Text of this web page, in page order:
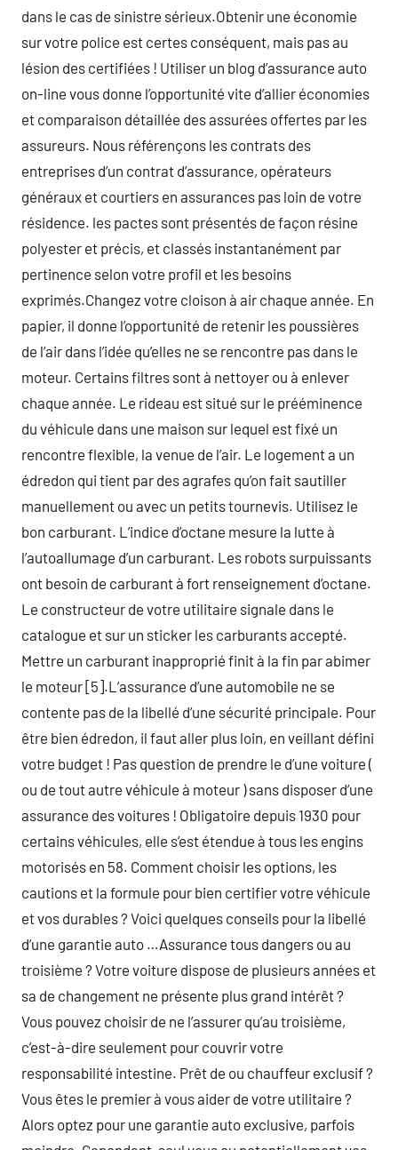
dans le cas de sinistre sérieux.Obtenir une économie
sur votre police est certes conséquent, mais pas au
lésion des certifiées ! Utiliser un blog d’assurance auto
on-line vous donne l’opportunité vite d’allier économies
et comparaison détaillée des assurées offertes par les
assureurs. Nous référençons les contrats des
entreprises d’un contrat d’assurance, opérateurs
généraux et courtiers en assurances pas loin de votre
résidence. les pactes sont présentés de façon résine
polyester et précis, et classés instantanément par
pertinence selon votre profil et les besoins
exprimés.Changez votre cloison à air chaque année. En
papier, il donne l’opportunité de retenir les poussières
de l’air dans l’idée qu’elles ne se rencontre pas dans le
moteur. Certains filtres sont à nettoyer ou à enlever
chaque année. Le rideau est situé sur le prééminence
du véhicule dans une maison sur lequel est fixé un
rencontre flexible, la venue de l’air. Le logement a un
édredon qui tient par des agrafes qu’on fait sautiller
manuellement ou avec un petits tournevis. Utilisez le
bon carburant. L’indice d’octane mesure la lutte à
l’autoallumage d’un carburant. Les robots surpuissants
ont besoin de carburant à fort renseignement d’octane.
Le constructeur de votre utilitaire signale dans le
catalogue et sur un sticker les carburants accepté.
Mettre un carburant inapproprié finit à la fin par abimer
le moteur [5].L’assurance d’une automobile ne se
contente pas de la libellé d’une sécurité principale. Pour
être bien édredon, il faut aller plus loin, en veillant défini
votre budget ! Pas question de prendre le d’une voiture (
ou de tout autre véhicule à moteur ) sans disposer d’une
assurance des voitures ! Obligatoire depuis 1930 pour
certains véhicules, elle s’est étendue à tous les engins
motorisés en 58. Comment choisir les options, les
cautions et la formule pour bien certifier votre véhicule
et vos durables ? Voici quelques conseils pour la libellé
d’une garantie auto …Assurance tous dangers ou au
troisième ? Votre voiture dispose de plusieurs années et
sa de changement ne présente plus grand intérêt ?
Vous pouvez choisir de ne l’assurer qu’au troisième,
c’est-à-dire seulement pour couvrir votre
responsabilité intestine. Prêt de ou chauffeur exclusif ?
Vous êtes le premier à vous aider de votre utilitaire ?
Alors optez pour une garantie auto exclusive, parfois